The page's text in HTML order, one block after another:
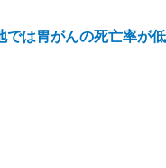
では胃がんの死亡率が